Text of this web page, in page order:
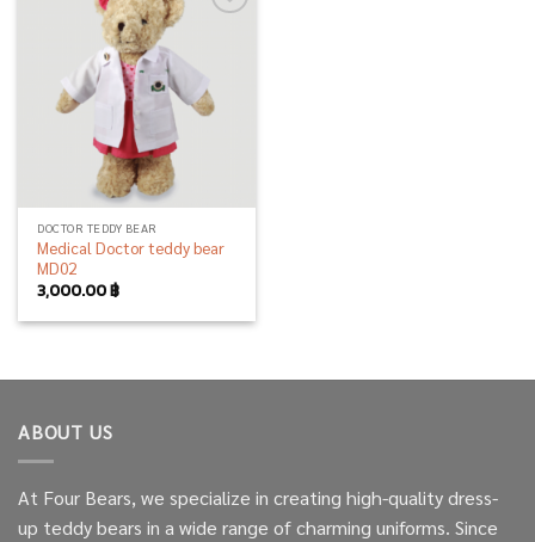
DOCTOR TEDDY BEAR
Medical Doctor teddy bear
MD02
3,000.00฿
ABOUT US
At Four Bears, we specialize in creating high-quality dress-
up teddy bears in a wide range of charming uniforms. Since